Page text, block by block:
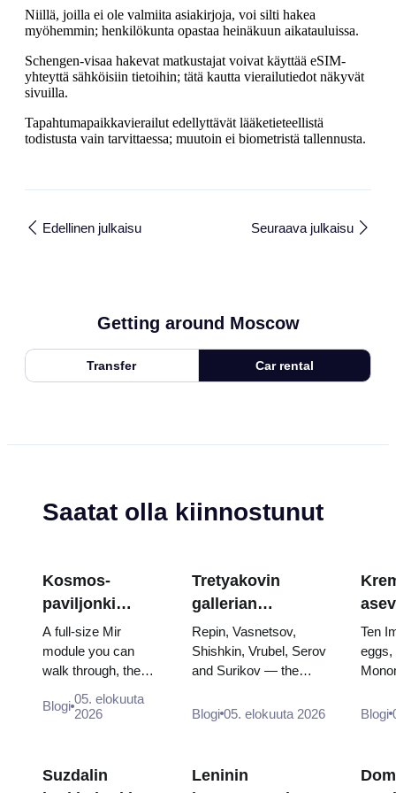
Niillä, joilla ei ole valmiita asiakirjoja, voi silti hakea
myöhemmin; henkilökunta opastaa heinäkuun aikatauluissa.
Schengen-visaa hakevat matkustajat voivat käyttää eSIM-
yhteyttä sähköisiin tietoihin; tätä kautta vierailutiedot näkyvät
sivuilla.
Tapahtumapaikkavierailut edellyttävät lääketieteellistä
todistusta vain tarvittaessa; muutoin ei biometristä tallennusta.
Edellinen julkaisu Seuraava julkaisu
Getting around Moscow
Transfer Car rental
Saatat olla kiinnostunut
Kosmos-
paviljonki
VDNKh:ssa:
Venäjän suurin
avaruusnäyttely
A full-size Mir
module you can
walk through, the
model, scorched
flight...
Blogi 05. elokuuta
2026
Tretyakovin
gallerian
mestariteokset:
Maalaukset,
joiden takia
suunnitelmia
Repin, Vasnetsov,
Shishkin, Vrubel, Serov
and Surikov — the
where they hang, and
Blogi 05. elokuuta 2026
Ten
eggs,
and
Blogi
Suzdalin
Leninin